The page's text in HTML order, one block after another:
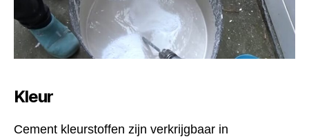
Kleur
Cement kleurstoffen zijn verkrijgbaar in